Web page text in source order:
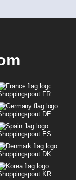
FR
DE
ES
DK
KR